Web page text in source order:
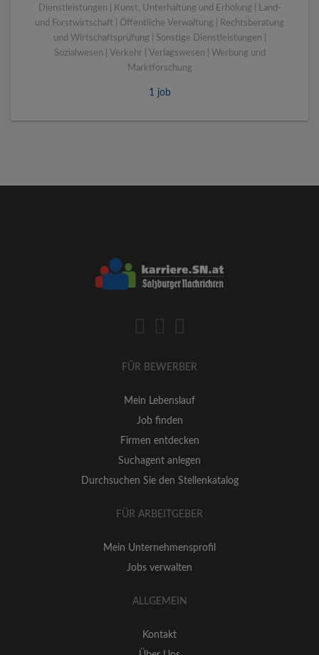
Dienstleistungen | Kunst, Unterhaltung und Erholung | Land-
und Forstwirtschaft | Öffentliche Verwaltung | Rechtsberatung
und Wirtschaftsprüfung | Sonstige Dienstleistungen |
Sozialwesen | Verkehr | Verlagswesen | Werbung und
Marktforschung
1 job
FÜR BEWERBER
Mein Lebenslauf
Job finden
Firmen entdecken
Suchagent anlegen
Durchsuchen Sie den Stellenkatalog
FÜR ARBEITGEBER
Mein Unternehmensprofil
Jobs verwalten
ALLGEMEIN
Kontakt